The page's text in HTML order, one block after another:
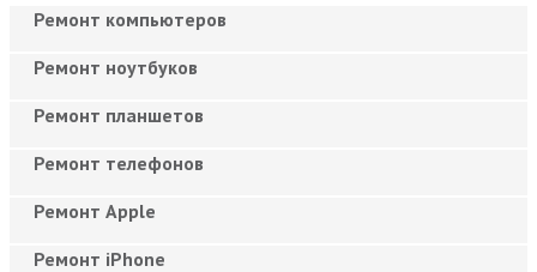
Ремонт компьютеров
Ремонт ноутбуков
Ремонт планшетов
Ремонт телефонов
Ремонт Apple
Ремонт iPhone